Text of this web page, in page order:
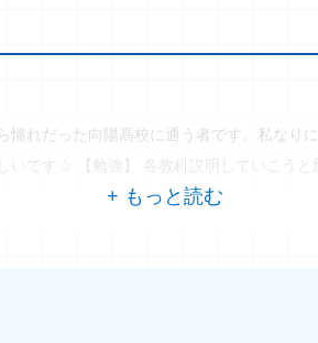
れだった向陽高校に通う者です。私なり
いです☆ 【勉強】 各教科説明していこう